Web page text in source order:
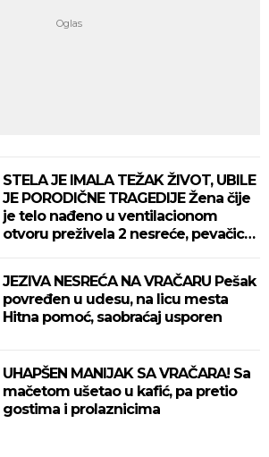
STELA JE IMALA TEŽAK ŽIVOT, UBILE
JE PORODIČNE TRAGEDIJE Žena čije
je telo nađeno u ventilacionom
otvoru preživela 2 nesreće, pevačica
JEZIVA NESREĆA NA VRAČARU Pešak
povređen u udesu, na licu mesta
Hitna pomoć, saobraćaj usporen
UHAPŠEN MANIJAK SA VRAČARA! Sa
mačetom ušetao u kafić, pa pretio
gostima i prolaznicima